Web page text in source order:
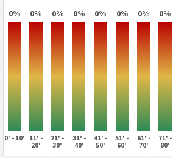
0% 0% 0% 0% 0% 0% 0% 0%
0' - 10'
11' -
20'
21' -
30'
31' -
40'
41' -
50'
51' -
60'
61' -
70'
71' -
80'